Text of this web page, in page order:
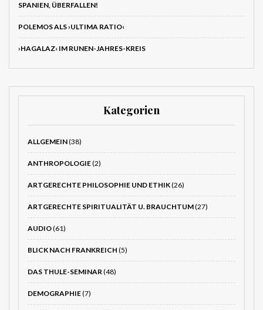
SPANIEN, ÜBERFALLEN!
POLEMOS ALS ›ULTIMA RATIO‹
›HAGALAZ‹ IM RUNEN-JAHRES-KREIS
Kategorien
ALLGEMEIN(38)
ANTHROPOLOGIE(2)
ARTGERECHTE PHILOSOPHIE UND ETHIK(26)
ARTGERECHTE SPIRITUALITÄT U. BRAUCHTUM(27)
AUDIO(61)
BLICK NACH FRANKREICH (5)
DAS THULE-SEMINAR(48)
DEMOGRAPHIE(7)